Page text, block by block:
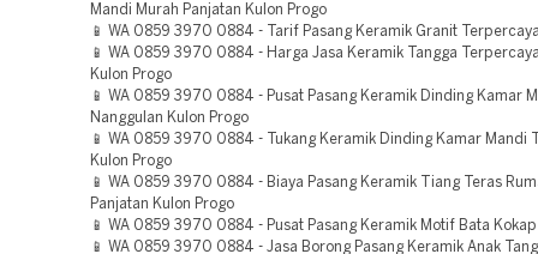
Mandi Murah Panjatan Kulon Progo
📱 WA 0859 3970 0884 - Tarif Pasang Keramik Granit
📱 WA 0859 3970 0884 - Harga Jasa Keramik Tangga
Kulon Progo
📱 WA 0859 3970 0884 - Pusat Pasang Keramik Dinding Kamar
Nanggulan Kulon Progo
📱 WA 0859 3970 0884 - Tukang Keramik Dinding Kamar Mandi
Kulon Progo
📱 WA 0859 3970 0884 - Biaya Pasang Keramik Tiang Teras
Panjatan Kulon Progo
📱 WA 0859 3970 0884 - Pusat Pasang Keramik Motif Bata
📱 WA 0859 3970 0884 - Jasa Borong Pasang Keramik Anak